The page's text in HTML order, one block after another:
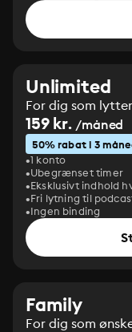
Unlimited
For dig som
159 kr. /måned
50% rabat i 3
1 konto
Ubegrænset timer
Eksklusivt indhold
Fri lytning til
Ingen binding
Family
For dig som